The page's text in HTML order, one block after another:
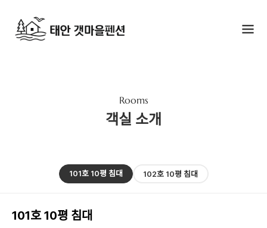
Rooms
객실 소개
101호 10평 침대 102호 10평 침대
101호 10평 침대